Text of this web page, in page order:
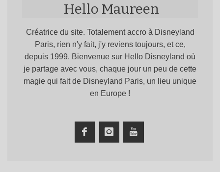
Hello Maureen
Créatrice du site. Totalement accro à Disneyland
Paris, rien n'y fait, j'y reviens toujours, et ce,
depuis 1999. Bienvenue sur Hello Disneyland où
je partage avec vous, chaque jour un peu de cette
magie qui fait de Disneyland Paris, un lieu unique
en Europe !